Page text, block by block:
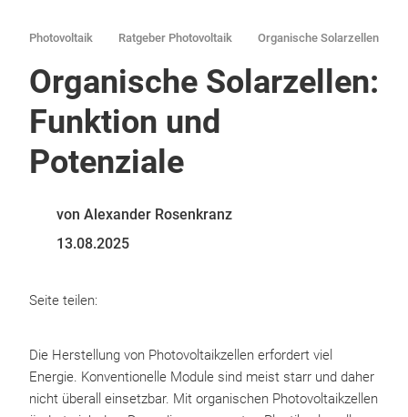
Photovoltaik Ratgeber Photovoltaik Organische Solarzellen
Organische Solarzellen:
Funktion und
Potenziale
von Alexander Rosenkranz
13.08.2025
Seite teilen:
Die Herstellung von Photovoltaikzellen erfordert viel
Energie. Konventionelle Module sind meist starr und daher
nicht überall einsetzbar. Mit organischen Photovoltaikzellen